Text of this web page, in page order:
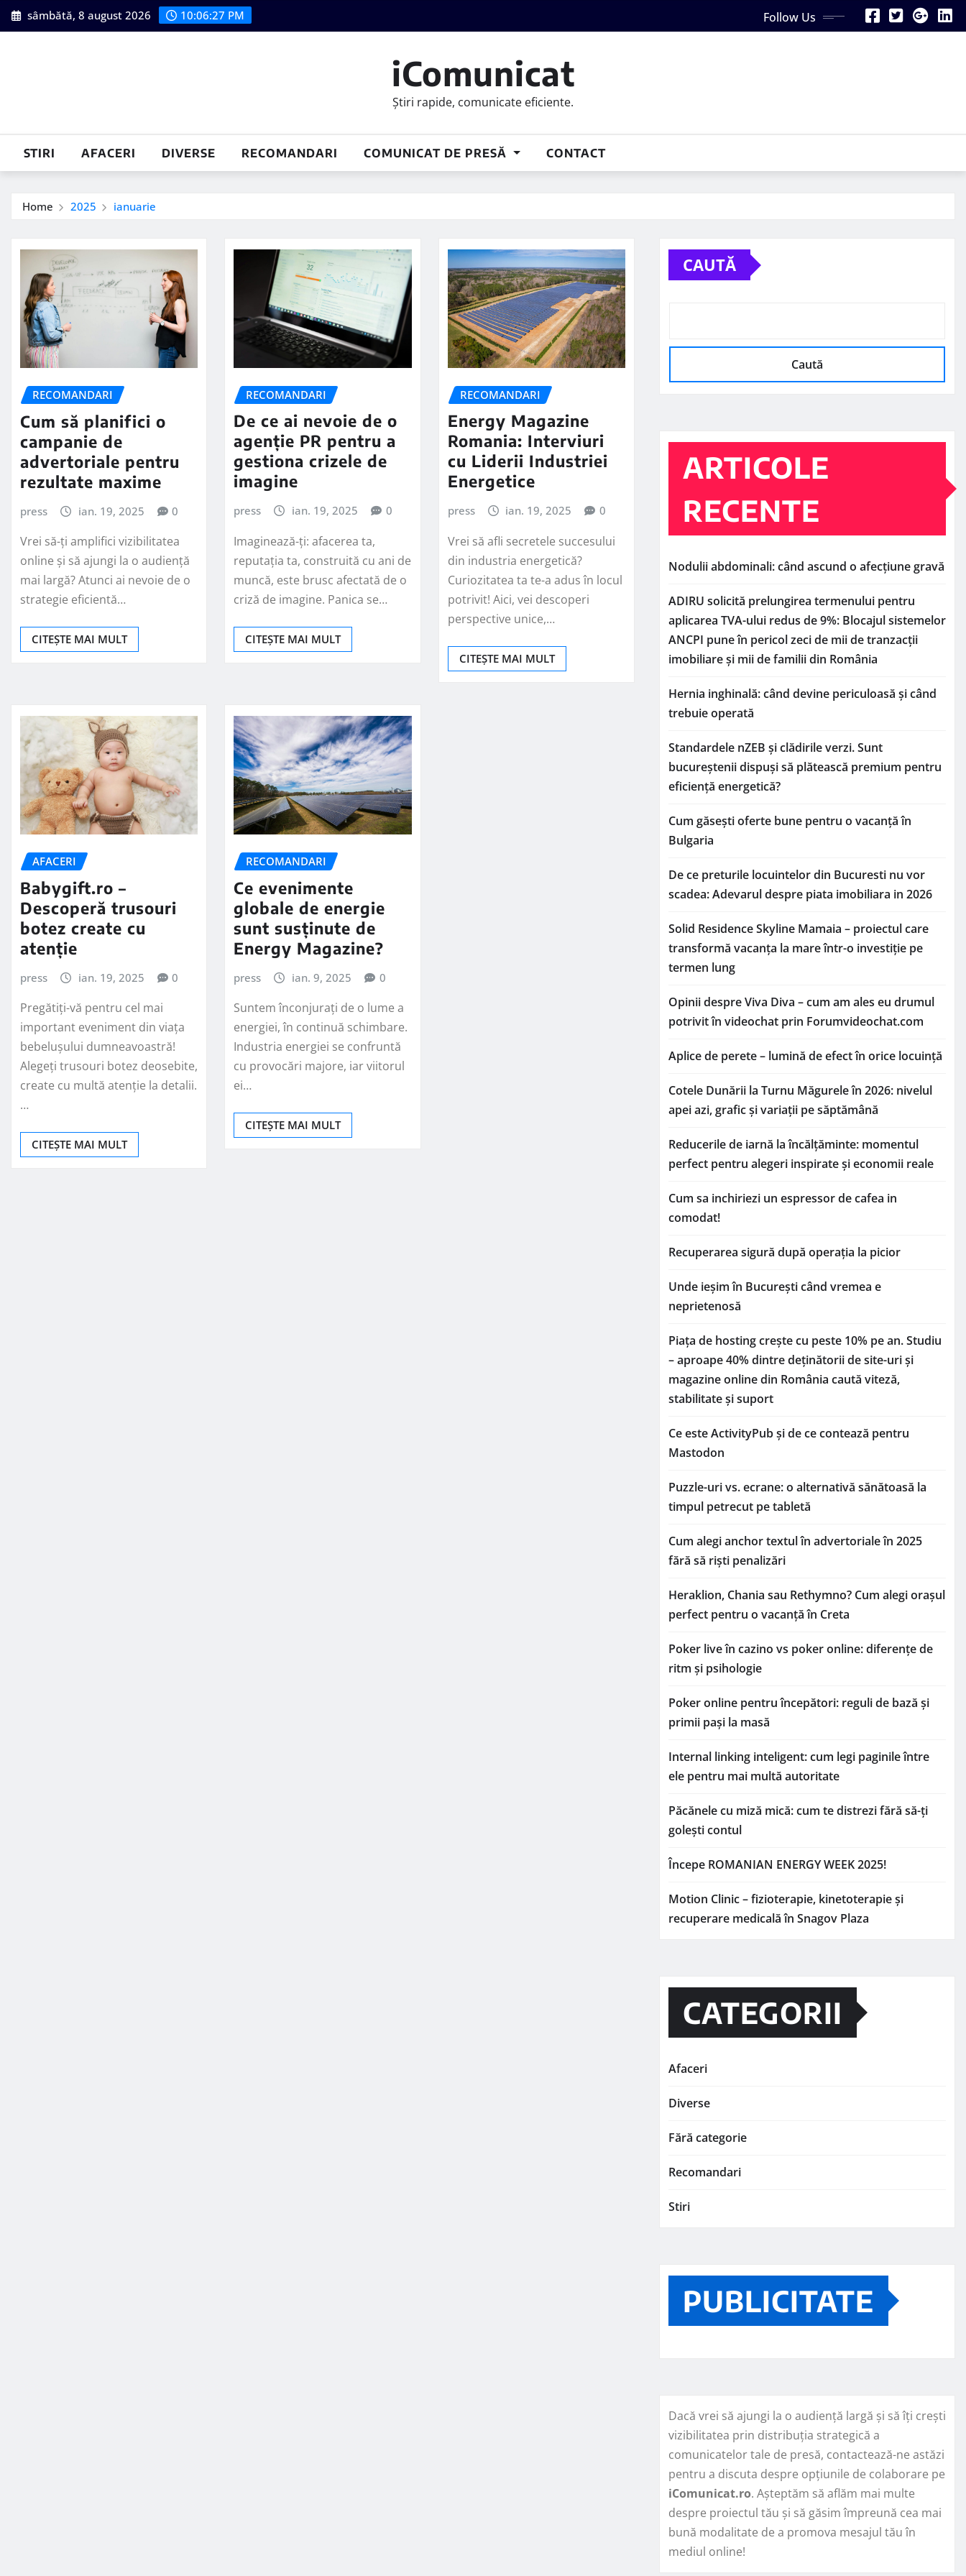
Skip
to
sâmbătă, 8 august 2026 10:06:28 PM Follow Us
iComunicat
Știri rapide, comunicate eficiente.
STIRI AFACERI DIVERSE RECOMANDARI COMUNICAT DE PRESĂ CONTACT
Home 2025 ianuarie
RECOMANDARI
Cum să planifici o
campanie de
advertoriale pentru
rezultate maxime
press ian. 19, 2025 0
Vrei să-ți amplifici vizibilitatea
online și să ajungi la o audiență
mai largă? Atunci ai nevoie de o
strategie eficientă…
CITEȘTE MAI MULT
RECOMANDARI
De ce ai nevoie de o
agenție PR pentru a
gestiona crizele de
imagine
press ian. 19, 2025 0
Imaginează-ți: afacerea ta,
reputația ta, construită cu ani de
muncă, este brusc afectată de o
criză de imagine. Panica se…
CITEȘTE MAI MULT
RECOMANDARI
Energy Magazine
Romania: Interviuri
cu Liderii Industriei
Energetice
press ian. 19, 2025 0
Vrei să afli secretele succesului
din industria energetică?
Curiozitatea ta te-a adus în locul
potrivit! Aici, vei descoperi
perspective unice,…
CITEȘTE MAI MULT
AFACERI
Babygift.ro –
Descoperă trusouri
botez create cu
atenție
press ian. 19, 2025 0
Pregătiți-vă pentru cel mai
important eveniment din viața
bebelușului dumneavoastră!
Alegeți trusouri botez deosebite,
create cu multă atenție la detalii.
…
CITEȘTE MAI MULT
RECOMANDARI
Ce evenimente
globale de energie
sunt susținute de
Energy Magazine?
press ian. 9, 2025 0
Suntem înconjurați de o lume a
energiei, în continuă schimbare.
Industria energiei se confruntă
cu provocări majore, iar viitorul
ei…
CITEȘTE MAI MULT
CAUTĂ
Caută
ARTICOLE
RECENTE
Nodulii abdominali: când ascund o afecțiune gravă
ADIRU solicită prelungirea termenului pentru
aplicarea TVA-ului redus de 9%: Blocajul sistemelor
ANCPI pune în pericol zeci de mii de tranzacții
imobiliare și mii de familii din România
Hernia inghinală: când devine periculoasă și când
trebuie operată
Standardele nZEB și clădirile verzi. Sunt
bucureștenii dispuși să plătească premium pentru
eficiență energetică?
Cum găsești oferte bune pentru o vacanță în
Bulgaria
De ce preturile locuintelor din Bucuresti nu vor
scadea: Adevarul despre piata imobiliara in 2026
Solid Residence Skyline Mamaia – proiectul care
transformă vacanța la mare într-o investiție pe
termen lung
Opinii despre Viva Diva – cum am ales eu drumul
potrivit în videochat prin Forumvideochat.com
Aplice de perete – lumină de efect în orice locuință
Cotele Dunării la Turnu Măgurele în 2026: nivelul
apei azi, grafic și variații pe săptămână
Reducerile de iarnă la încălțăminte: momentul
perfect pentru alegeri inspirate și economii reale
Cum sa inchiriezi un espressor de cafea in
comodat!
Recuperarea sigură după operația la picior
Unde ieșim în București când vremea e
neprietenosă
Piața de hosting crește cu peste 10% pe an. Studiu
– aproape 40% dintre deținătorii de site-uri și
magazine online din România caută viteză,
stabilitate și suport
Ce este ActivityPub și de ce contează pentru
Mastodon
Puzzle-uri vs. ecrane: o alternativă sănătoasă la
timpul petrecut pe tabletă
Cum alegi anchor textul în advertoriale în 2025
fără să riști penalizări
Heraklion, Chania sau Rethymno? Cum alegi orașul
perfect pentru o vacanță în Creta
Poker live în cazino vs poker online: diferențe de
ritm și psihologie
Poker online pentru începători: reguli de bază și
primii pași la masă
Internal linking inteligent: cum legi paginile între
ele pentru mai multă autoritate
Păcănele cu miză mică: cum te distrezi fără să-ți
golești contul
Începe ROMANIAN ENERGY WEEK 2025!
Motion Clinic – fizioterapie, kinetoterapie și
recuperare medicală în Snagov Plaza
CATEGORII
Afaceri
Diverse
Fără categorie
Recomandari
Stiri
PUBLICITATE
Dacă vrei să ajungi la o audiență largă și să îți crești
vizibilitatea prin distribuția strategică a
comunicatelor tale de presă, contactează-ne astăzi
pentru a discuta despre opțiunile de colaborare pe
iComunicat.ro. Așteptăm să aflăm mai multe
despre proiectul tău și să găsim împreună cea mai
bună modalitate de a promova mesajul tău în
mediul online!